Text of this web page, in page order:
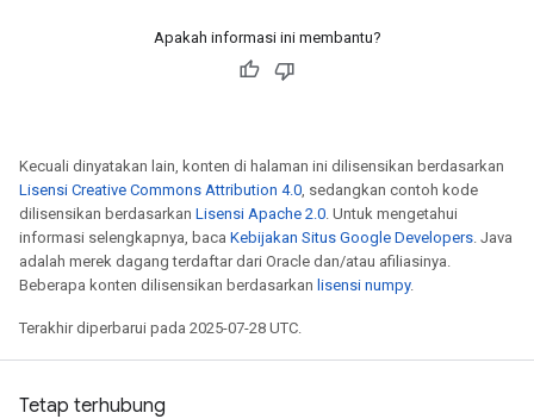
Apakah informasi ini membantu?
Kecuali dinyatakan lain, konten di halaman ini dilisensikan berdasarkan
Lisensi Creative Commons Attribution 4.0, sedangkan contoh kode
dilisensikan berdasarkan Lisensi Apache 2.0. Untuk mengetahui
informasi selengkapnya, baca Kebijakan Situs Google Developers. Java
adalah merek dagang terdaftar dari Oracle dan/atau afiliasinya.
Beberapa konten dilisensikan berdasarkan lisensi numpy.
Terakhir diperbarui pada 2025-07-28 UTC.
Tetap terhubung